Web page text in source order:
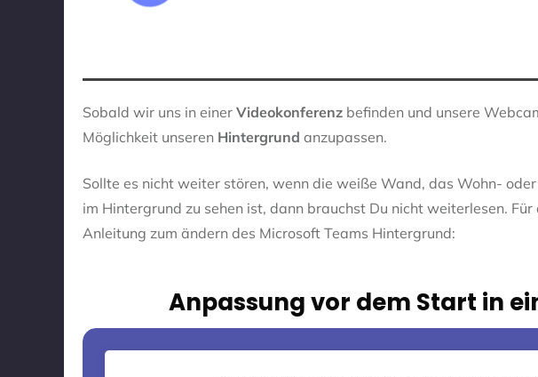
Sobald wir uns in einer Videokonferenz befinden und unsere
Möglichkeit unseren Hintergrund anzupassen.
Sollte es nicht weiter stören, wenn die weiße Wand, das Wohn-
im Hintergrund zu sehen ist, dann brauchst Du nicht weiterlesen.
Anleitung zum ändern des Microsoft Teams Hintergrund:
Anpassung vor dem Start in